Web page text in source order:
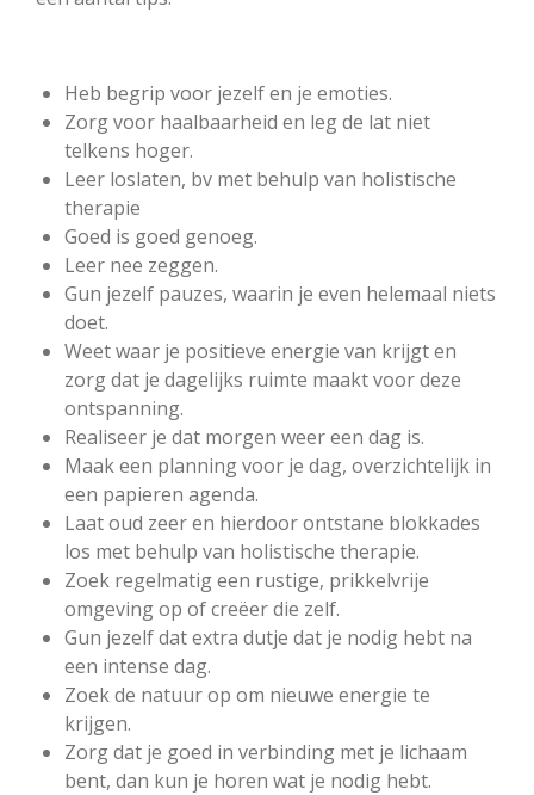
Heb begrip voor jezelf en je emoties.
Zorg voor haalbaarheid en leg de lat niet
telkens hoger.
Leer loslaten, bv met behulp van holistische
therapie
Goed is goed genoeg.
Leer nee zeggen.
Gun jezelf pauzes, waarin je even helemaal niets
doet.
Weet waar je positieve energie van krijgt en
zorg dat je dagelijks ruimte maakt voor deze
ontspanning.
Realiseer je dat morgen weer een dag is.
Maak een planning voor je dag, overzichtelijk in
een papieren agenda.
Laat oud zeer en hierdoor ontstane blokkades
los met behulp van holistische therapie.
Zoek regelmatig een rustige, prikkelvrije
omgeving op of creëer die zelf.
Gun jezelf dat extra dutje dat je nodig hebt na
een intense dag.
Zoek de natuur op om nieuwe energie te
krijgen.
Zorg dat je goed in verbinding met je lichaam
bent, dan kun je horen wat je nodig hebt.